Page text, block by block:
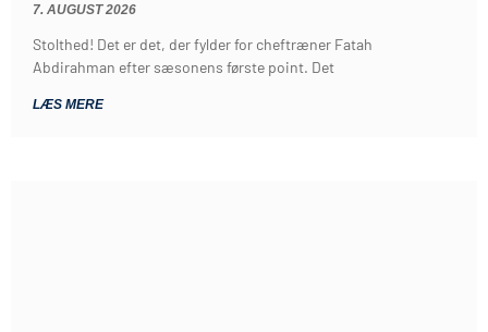
7. AUGUST 2026
Stolthed! Det er det, der fylder for cheftræner Fatah
Abdirahman efter sæsonens første point. Det
LÆS MERE